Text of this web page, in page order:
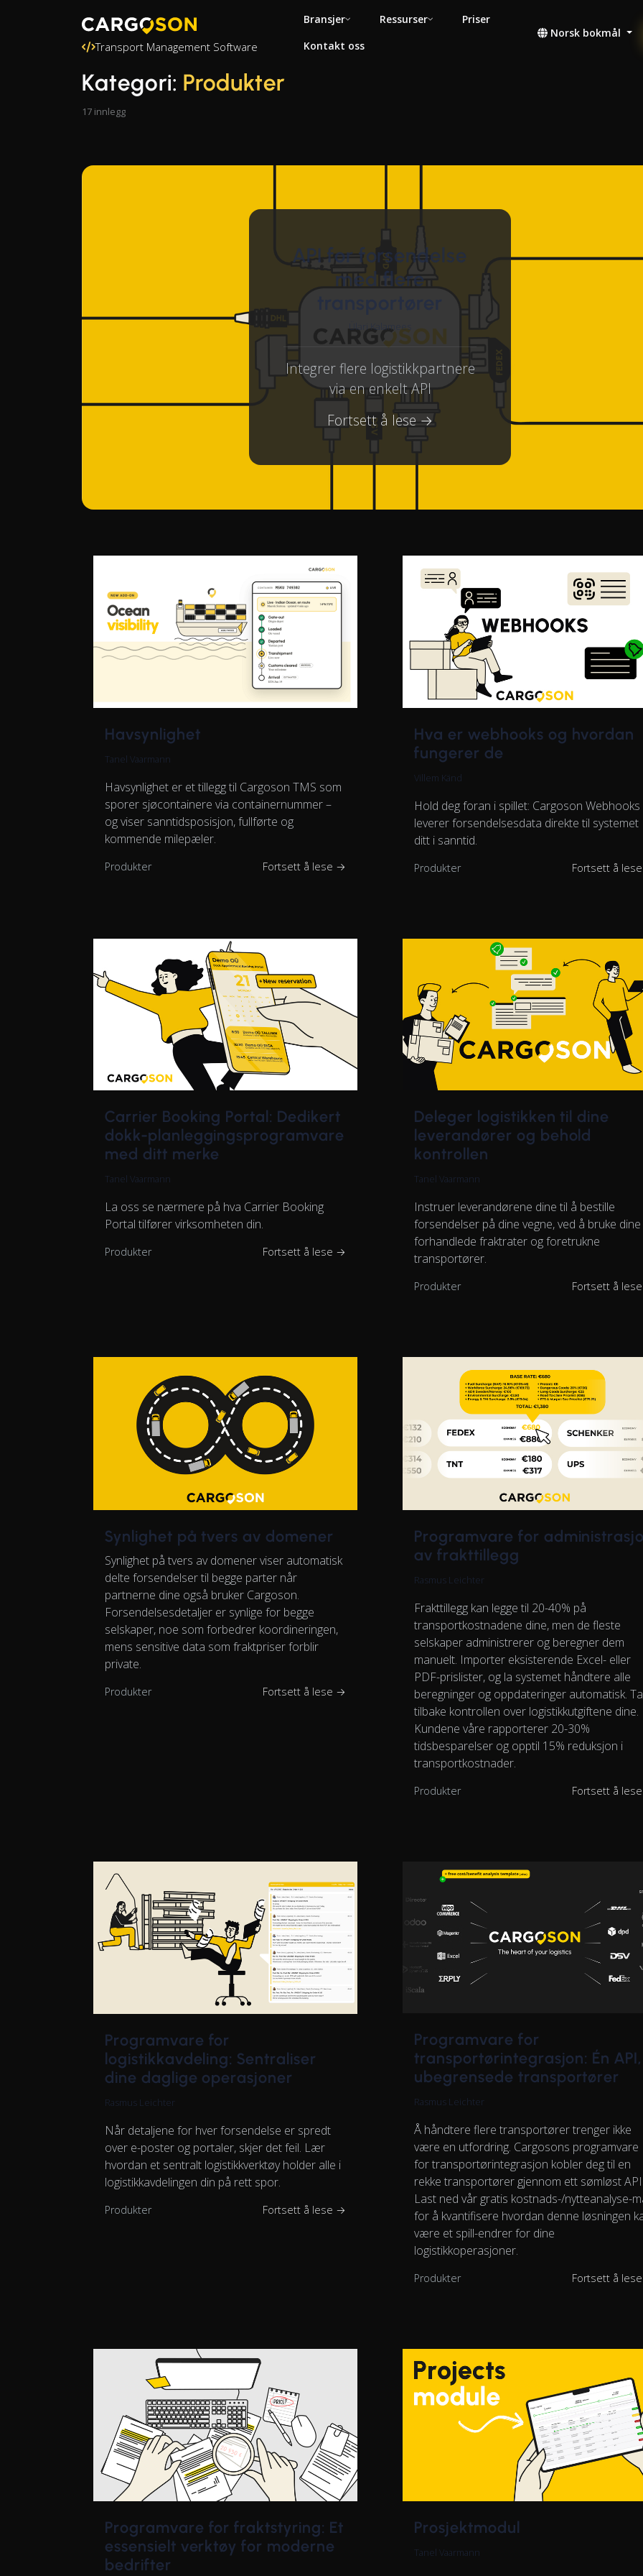
Transport Management Software
Bransjer Ressurser
Priser
Kontakt oss
Norsk bokmål
Kategori: Produkter
17 innlegg
API for forsendelse
med flere
Ülari Kalamees
Integrer flere logistikkpartnere
via en enkelt API
Fortsett å lese →
Havsynlighet
Tanel Vaarmann
Havsynlighet er et tillegg til Cargoson TMS som
sporer sjøcontainere via containernummer –
og viser sanntidsposisjon, fullførte og
kommende milepæler.
Produkter Fortsett å lese →
Hva er webhooks og hvordan
fungerer de
Villem Känd
Hold deg foran i spillet: Cargoson Webhooks
leverer forsendelsesdata direkte til systemet
ditt i sanntid.
Produkter Fortsett å
Carrier Booking Portal: Dedikert
dokk-planleggingsprogramvare
med ditt merke
Tanel Vaarmann
La oss se nærmere på hva Carrier Booking
Portal tilfører virksomheten din.
Produkter Fortsett å lese →
Deleger logistikken til dine
leverandører og behold
kontrollen
Tanel Vaarmann
Instruer leverandørene dine til å bestille
forsendelser på dine vegne, ved å bruke dine
forhandlede fraktrater og foretrukne
transportører.
Produkter Fortsett å
Synlighet på tvers av domener
Synlighet på tvers av domener viser automatisk
delte forsendelser til begge parter når
partnerne dine også bruker Cargoson.
Forsendelsesdetaljer er synlige for begge
selskaper, noe som forbedrer koordineringen,
mens sensitive data som fraktpriser forblir
private.
Produkter Fortsett å lese →
Programvare for
av frakttillegg
Rasmus Leichter
Frakttillegg kan legge til 20-40% på
transportkostnadene dine, men de fleste
selskaper administrerer og beregner dem
manuelt. Importer eksisterende Excel- eller
PDF-prislister, og la systemet håndtere alle
beregninger og oppdateringer automatisk. Ta
tilbake kontrollen over logistikkutgiftene dine.
Kundene våre rapporterer 20-30%
tidsbesparelser og opptil 15% reduksjon i
transportkostnader.
Produkter Fortsett å
Programvare for
logistikkavdeling: Sentraliser
dine daglige operasjoner
Rasmus Leichter
Når detaljene for hver forsendelse er spredt
over e-poster og portaler, skjer det feil. Lær
hvordan et sentralt logistikkverktøy holder alle i
logistikkavdelingen din på rett spor.
Produkter Fortsett å lese →
Programvare for
transportørintegrasjon: Én API,
ubegrensede transportører
Rasmus Leichter
Å håndtere flere transportører trenger ikke
være en utfordring. Cargosons programvare
for transportørintegrasjon kobler deg til en
rekke transportører gjennom ett sømløst
Last ned vår gratis kostnads-/nytteanalyse-
for å kvantifisere hvordan denne løsningen
være et spill-endrer for dine
logistikkoperasjoner.
Produkter Fortsett å
Programvare for fraktstyring: Et
essensielt verktøy for moderne
bedrifter
Prosjektmodul
Tanel Vaarmann